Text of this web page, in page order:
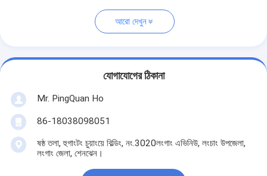
আরো দেখুন
যোগাযোগের ঠিকানা
Mr. PingQuan Ho
86-18038098051
ষষ্ঠ তলা, হুগাংটং চুয়াংয়ে বিল্ডিং, নং.3020লংগাং এভিনিউ, লংচাং উপজেলা,
লংগাং জেলা, শেনঝেন।